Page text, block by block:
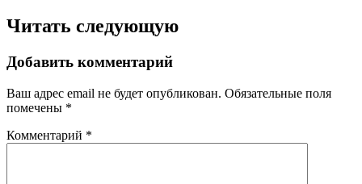
Читать следующую
Добавить комментарий
Ваш адрес email не будет опубликован. Обязательные поля
помечены *
Комментарий *